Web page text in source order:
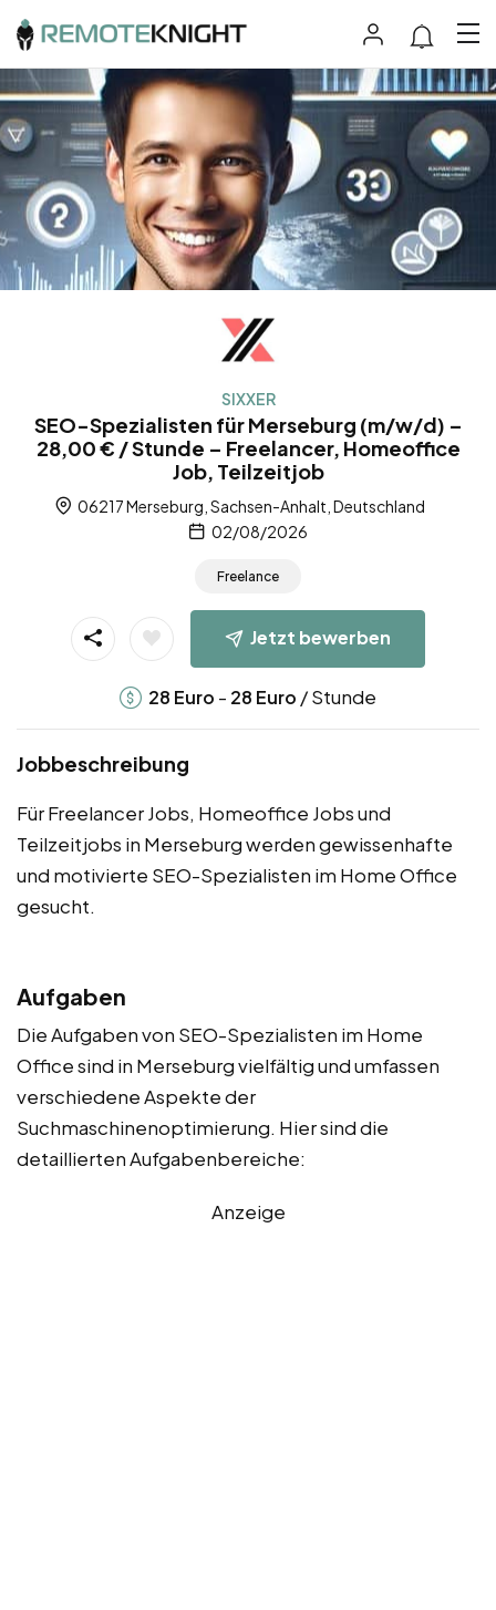
SIXXER
SEO-Spezialisten für Merseburg (m/w/d) –
28,00 € / Stunde – Freelancer, Homeoffice
Job, Teilzeitjob
06217 Merseburg, Sachsen-Anhalt, Deutschland
02/08/2026
Freelance
Jetzt bewerben
28 Euro - 28 Euro / Stunde
Jobbeschreibung
Für Freelancer Jobs, Homeoffice Jobs und
Teilzeitjobs in Merseburg werden gewissenhafte
und motivierte SEO-Spezialisten im Home Office
gesucht.
Aufgaben
Die Aufgaben von SEO-Spezialisten im Home
Office sind in Merseburg vielfältig und umfassen
verschiedene Aspekte der
Suchmaschinenoptimierung. Hier sind die
detaillierten Aufgabenbereiche:
Anzeige